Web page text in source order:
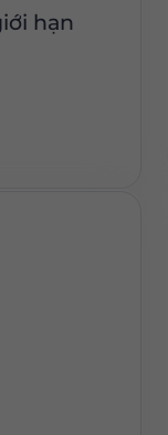
hạn